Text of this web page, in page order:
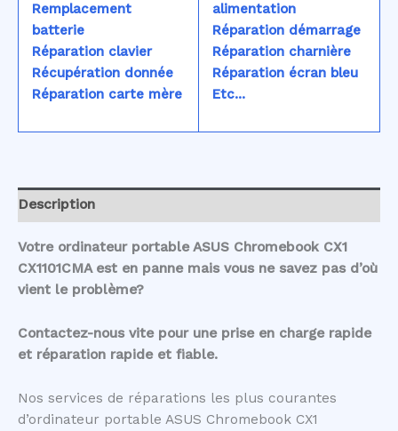
Remplacement
batterie
Réparation clavier
Récupération donnée
Réparation carte mère
alimentation
Réparation démarrage
Réparation charnière
Réparation écran bleu
Etc...
Description
Votre ordinateur portable ASUS Chromebook CX1
CX1101CMA est en panne mais vous ne savez pas d’où
vient le problème?
Contactez-nous vite pour une prise en charge rapide
et réparation rapide et fiable.
Nos services de réparations les plus courantes
d’ordinateur portable ASUS Chromebook CX1